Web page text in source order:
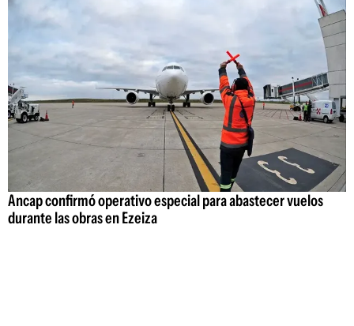
Ancap confirmó operativo especial para abastecer vuelos
durante las obras en Ezeiza